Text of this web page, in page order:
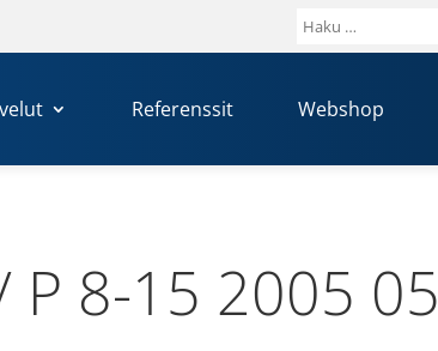
Haku:
Referenssit Webshop
P 8-15 2005 05